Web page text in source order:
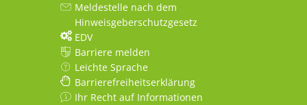
Meldestelle nach dem
Hinweisgeberschutzgesetz
EDV
Barriere melden
Leichte Sprache
Barrierefreiheitserklärung
Ihr Recht auf Informationen